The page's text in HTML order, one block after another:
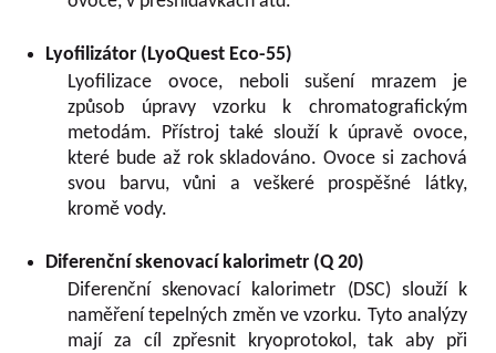
Lyofilizátor (LyoQuest Eco-55)
Lyofilizace ovoce, neboli sušení mrazem je
způsob úpravy vzorku k chromatografickým
metodám. Přístroj také slouží k úpravě ovoce,
které bude až rok skladováno. Ovoce si zachová
svou barvu, vůni a veškeré prospěšné látky,
kromě vody.
Diferenční skenovací kalorimetr (Q 20)
Diferenční skenovací kalorimetr (DSC) slouží k
naměření tepelných změn ve vzorku. Tyto analýzy
mají za cíl zpřesnit kryoprotokol, tak aby při